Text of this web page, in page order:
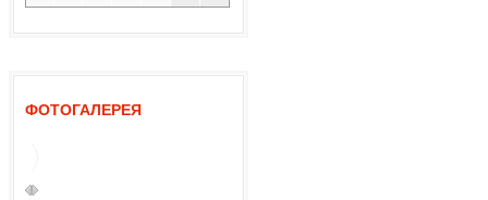
ФОТОГАЛЕРЕЯ